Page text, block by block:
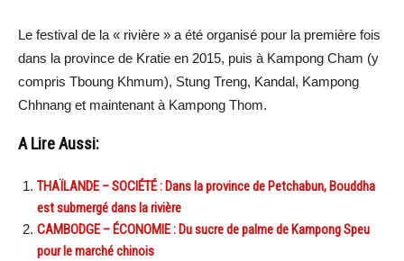
Le festival de la « rivière » a été organisé pour la première fois
dans la province de Kratie en 2015, puis à Kampong Cham (y
compris Tboung Khmum), Stung Treng, Kandal, Kampong
Chhnang et maintenant à Kampong Thom.
A Lire Aussi:
THAÏLANDE – SOCIÉTÉ : Dans la province de Petchabun, Bouddha
est submergé dans la rivière
CAMBODGE – ÉCONOMIE : Du sucre de palme de Kampong Speu
pour le marché chinois